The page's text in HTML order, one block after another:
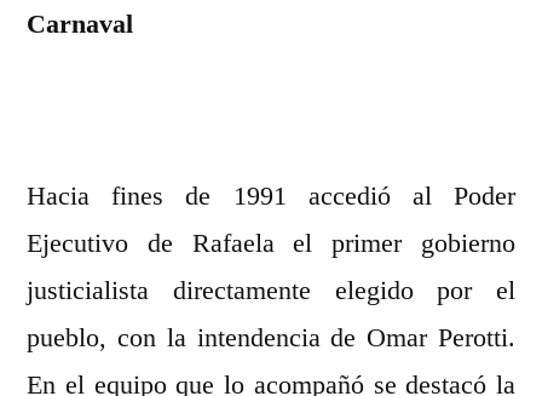
Carnaval
Hacia fines de 1991 accedió al Poder
Ejecutivo de Rafaela el primer gobierno
justicialista directamente elegido por el
pueblo, con la intendencia de Omar Perotti.
En el equipo que lo acompañó se destacó la